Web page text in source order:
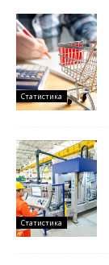
Статистика
Статистика